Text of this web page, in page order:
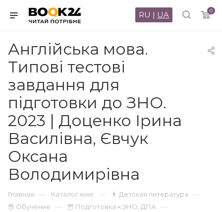
0
RU | UA
Англійська мова.
Типові тестові
завдання для
підготовки до ЗНО.
2023 | Доценко Ірина
Василівна, Євчук
Оксана
Володимирівна
Главная — Каталог книг — 👨 Детская литература —
📕 Обучение — 🦉 Подготовка к ЗНО, ДПА —